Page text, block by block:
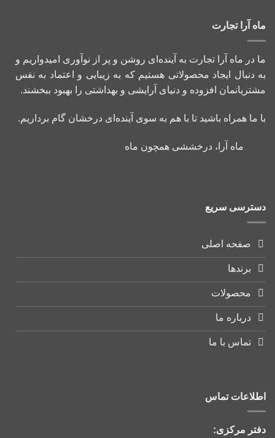
ماه آرا تجارت
ما در ماه آرا تجارت به آینده‌ای روشن و پر از نوآوری امیدواریم و
به دنبال ایجاد محصولاتی هستیم که به زیبایی و اعتماد به نفس
مشتریانمان افزوده و دنیای آرایشی و بهداشتی را بهبود ببخشند.
با ما همراه باشید تا با هم به سوی آینده‌ای درخشان گام برداریم.
ماه آرا، درخششی همچون ماه
دسترسی سریع
صفحه اصلی
برندها
محصولات
درباره ما
تماس با ما
اطلاعات تماس
دفتر مرکزی: